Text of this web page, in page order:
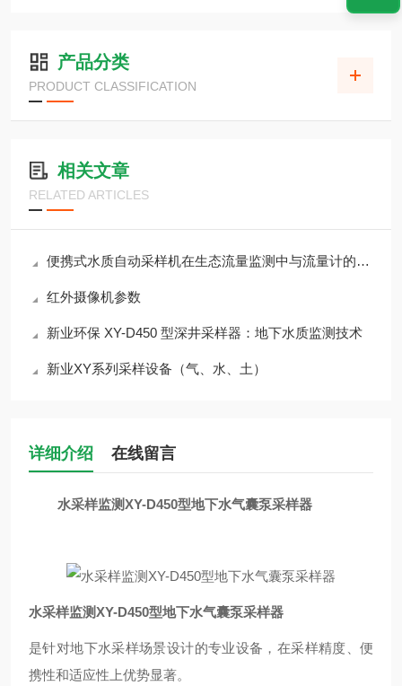
产品分类
PRODUCT CLASSIFICATION
相关文章
RELATED ARTICLES
便携式水质自动采样机在生态流量监测中与流量计的联动控制策略
红外摄像机参数
新业环保 XY-D450 型深井采样器：地下水质监测技术
新业XY系列采样设备（气、水、土）
详细介绍 在线留言
水采样监测XY-D450型地下水气囊泵采样器
水采样监测XY-D450型地下水气囊泵采样器
是针对地下水采样场景设计的专业设备，在采样精度、便
携性和适应性上优势显著。